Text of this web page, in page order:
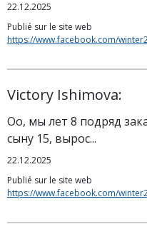
22.12.2025
Publié sur le site web
https://www.facebook.com/
Victory Ishimova:
Оо, мы лет 8 подряд
сыну 15, вырос...
22.12.2025
Publié sur le site web
https://www.facebook.com/